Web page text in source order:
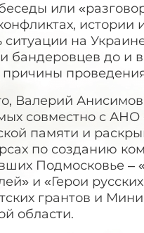
или
истории
ситуации на
бандеровцев до и
Валерий Анисимов
совместно с
памяти и
по созданию
Подмосковье –
и «Герои
грантов и
области.